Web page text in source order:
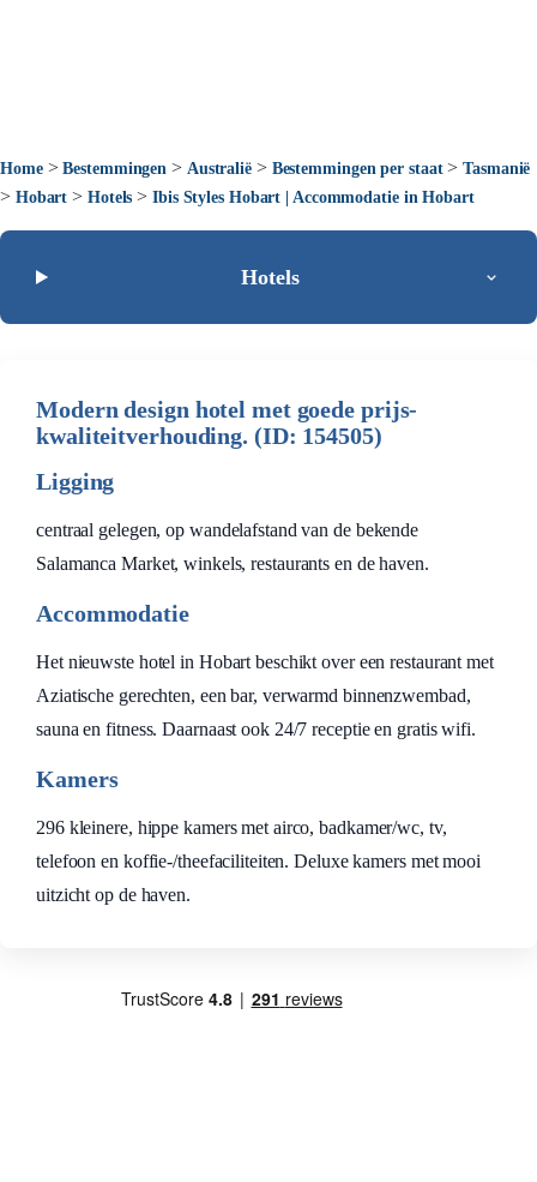
Home>Bestemmingen > Australië> Bestemmingen per staat>Tasmanië
> Hobart > Hotels >Ibis Styles Hobart | Accommodatie in Hobart
Hotels
Modern design hotel met goede prijs-
kwaliteitverhouding. (ID: 154505)
Ligging
centraal gelegen, op wandelafstand van de bekende
Salamanca Market, winkels, restaurants en de haven.
Accommodatie
Het nieuwste hotel in Hobart beschikt over een restaurant met
Aziatische gerechten, een bar, verwarmd binnenzwembad,
sauna en fitness. Daarnaast ook 24/7 receptie en gratis wifi.
Kamers
296 kleinere, hippe kamers met airco, badkamer/wc, tv,
telefoon en koffie-/theefaciliteiten. Deluxe kamers met mooi
uitzicht op de haven.